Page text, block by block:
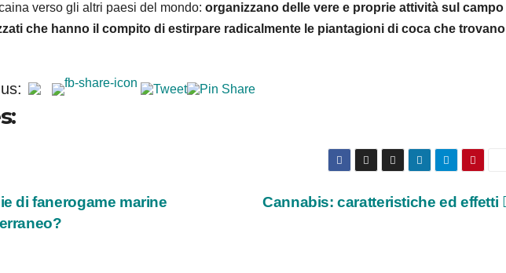
verso gli altri paesi del mondo: organizzano delle vere e proprie attività sul campo
che hanno il compito di estirpare radicalmente le piantagioni di coca che trovano
Cannabis: caratteristiche ed effetti
di fanerogame marine